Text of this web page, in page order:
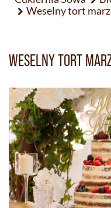
Weselny tort
WESELNY TORT